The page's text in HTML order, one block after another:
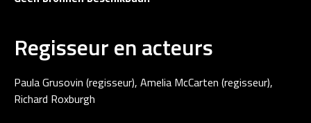
Regisseur en acteurs
Paula Grusovin (regisseur), Amelia McCarten (regisseur),
Richard Roxburgh